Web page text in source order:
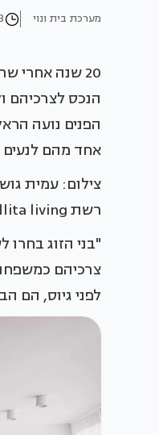
מערכת בית ונוי 13
20 שנה
הנכס לצרכיהם
הפנים נועה
אחד מהם לנעים
צילום: עמית
רשת ellita living
"בני הזוג
צרכיהם
לפני גיוס, הם